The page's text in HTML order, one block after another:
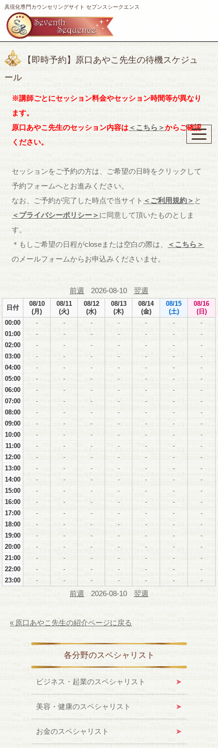
具現化専門カウンセリングサイト セブンスシークエンス
【即時予約】原口あやこ先生の待機スケジュ
ール
※講師ごとにセッション料金やセッション時間等が異なり
ます。
原口あやこ先生のセッション内容は＜こちら＞からご確認
ください。
セッションをご予約の方は、ご希望の日時をクリックして
予約フォームへとお進みください。
なお、ご予約が完了した時点で当サイト ＜ご利用規約＞ と
＜プライバシーポリシー＞ に同意して頂いたものとしま
す。
＊もしご希望の日程がcloseまたは空白の際は、
＜こちら＞
のメールフォームからお申込みくださいませ。
前週 2026-08-10 翌週
日付
08/10
(月)
08/11
(火)
08/12
(水)
08/13
(木)
08/14
(金)
08/15
(土)
08/16
(日)
00:00
- - - - - -
-
01:00
- - - - - -
-
02:00
- - - - - -
-
03:00
- - - - - -
-
04:00
- - - - - -
-
05:00
- - - - - -
-
06:00
- - - - - -
-
07:00
- - - - - -
-
08:00
- - - - - -
-
09:00
- - - - - -
-
10:00
- - - - - -
-
11:00
- - - - - -
-
12:00
- - - - - -
-
13:00
- - - - - -
-
14:00
- - - - - -
-
15:00
- - - - - -
-
16:00
- - - - - -
-
17:00
- - - - - -
-
18:00
- - - - - -
-
19:00
- - - - - -
-
20:00
- - - - - -
-
21:00
- - - - - -
-
22:00
- - - - - -
-
23:00
- - - - - - -
前週 2026-08-10 翌週
« 原口あやこ先生の紹介ページに戻る
各分野のスペシャリスト
ビジネス・起業のスペシャリスト
美容・健康のスペシャリスト
お金のスペシャリスト